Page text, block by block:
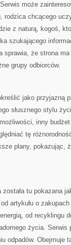
może
rodzica chcącego
z naturą, kogoś,
szukającego
sprawia, że strona
grupy odbiorców.
jako przyjazną
słusznego stylu
inny
tę
plany, pokazując,
tu pokazana
artykułu o
od recyklingu
życia.
odpadów. Obejmuje